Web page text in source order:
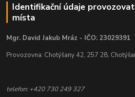
Identifikační údaje
místa
Mgr. David Jakub Mráz - IČO: 23029391
Provozovna: Chotýšany 42, 257 28,
telefon: +420 730 249 327